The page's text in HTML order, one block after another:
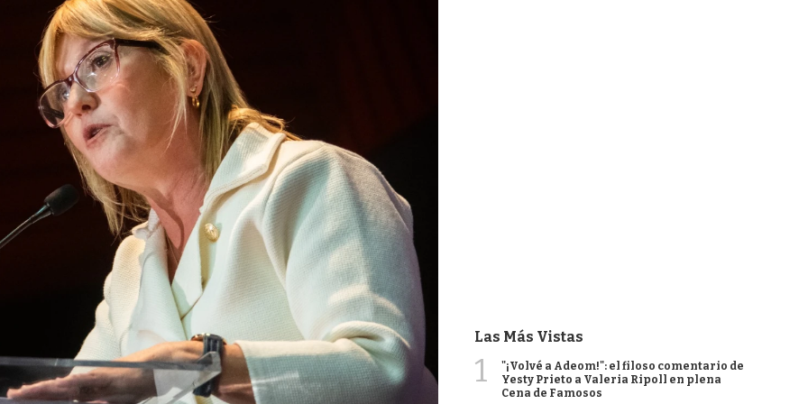
Las Más Vistas
1
"¡Volvé a Adeom!": el filoso comentario de
Yesty Prieto a Valeria Ripoll en plena
Cena de Famosos